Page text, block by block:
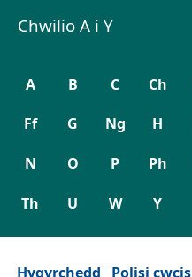
Chwilio A i Y
A B C Ch
Ff G Ng H
N O P Ph
Th U W Y
Hygyrchedd Polisi cwcis